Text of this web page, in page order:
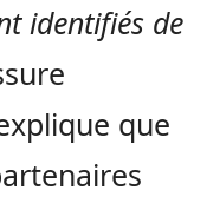
identifiés de
que